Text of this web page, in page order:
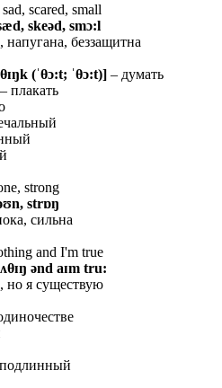
scared, small
skeəd, smɔ:l
напугана, беззащитна
θɪŋk (ˈθɔ:t; ˈθɔ:t)] – думать
– плакать
strong
strɒŋ
сильна
and I'm true
ɪŋ ənd aɪm tru:
но я существую